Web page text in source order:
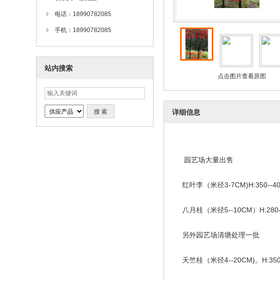
电话：18990782085
手机：18990782085
站内搜索
点击图片查看原图
详细信息
园艺场大量出售
红叶李（米径3-7CM)H:350--
八月桂（米径5--10CM）
另外园艺场清塘处理一批
天竺桂（米径4--20CM)。